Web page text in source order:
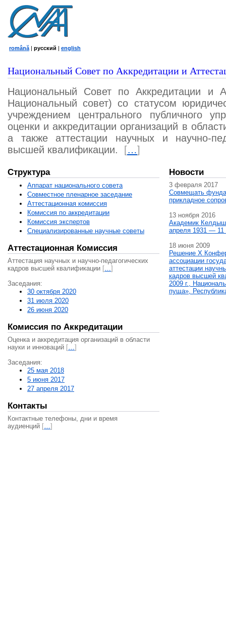
română | русский | english
Национальный Совет по Аккредитации и
Национальный Совет по Аккредитации и
Национальный совет) со статусом
учреждением центрального публичного
оценки и аккредитации организаций в
а также аттестации научных и научно-
высшей квалификации.
[…]
Структура
Аппарат национального совета
Совместное пленарное заседание
Аттестационная комисcия
Комиссия по аккредитации
Комиссия экспертов
Специализированные научные советы
Аттестационная Комиссия
Аттестация научных и научно-педагогических
кадров высшей квалификации […]
Заседания:
30 октября 2020
31 июля 2020
26 июня 2020
Комиссия по Аккредитации
Оценка и аккредитация организаций в области
науки и инноваций […]
Заседания:
25 мая 2018
5 июня 2017
27 апреля 2017
Контакты
Контактные телефоны, дни и время
аудиенций […]
Новости
3 февраля 2017
Совмещать
прикладное
13 ноября 2016
Академик
апреля 1931 — 11
18 июня 2009
Решение X
ассоциации
аттестации
кадров высшей
2009 г.,
пуща»,